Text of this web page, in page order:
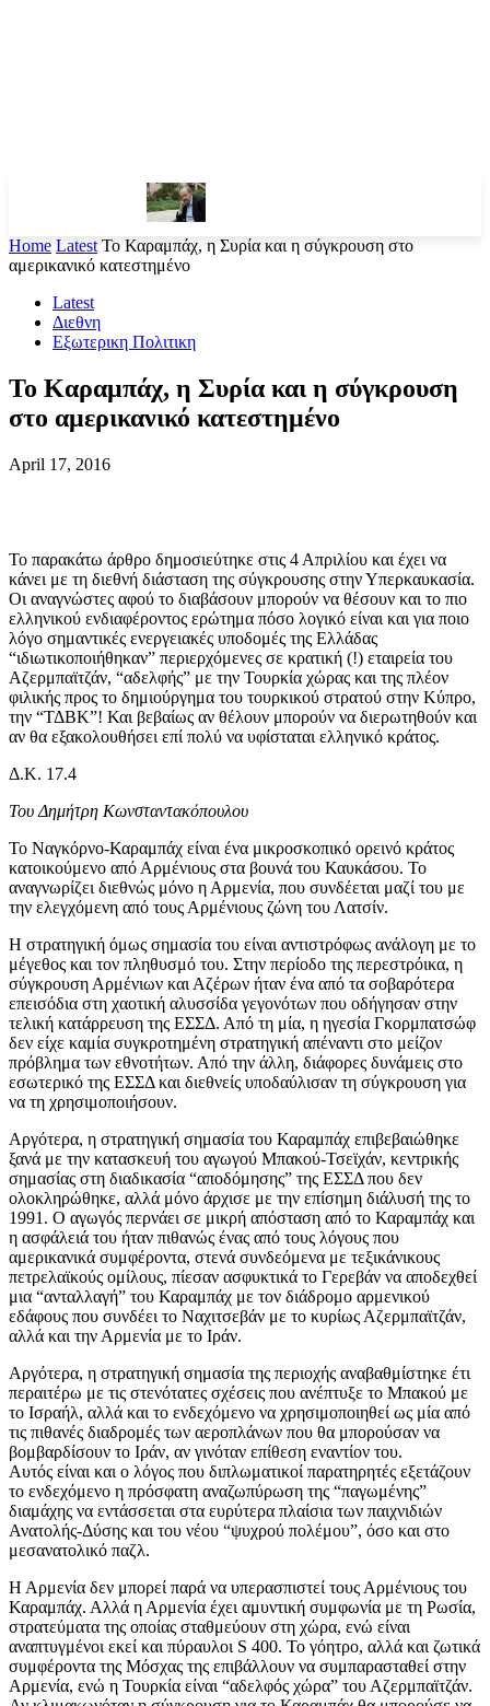
Home Latest Το Καραμπάχ, η Συρία και η σύγκρουση στο
αμερικανικό κατεστημένο
Latest
Διεθνη
Εξωτερικη Πολιτικη
Το Καραμπάχ, η Συρία και η σύγκρουση
στο αμερικανικό κατεστημένο
April 17, 2016
Το παρακάτω άρθρο δημοσιεύτηκε στις 4 Απριλίου και έχει να
κάνει με τη διεθνή διάσταση της σύγκρουσης στην Υπερκαυκασία.
Οι αναγνώστες αφού το διαβάσουν μπορούν να θέσουν και το πιο
ελληνικού ενδιαφέροντος ερώτημα πόσο λογικό είναι και για ποιο
λόγο σημαντικές ενεργειακές υποδομές της Ελλάδας
“ιδιωτικοποιήθηκαν” περιερχόμενες σε κρατική (!) εταιρεία του
Αζερμπαϊτζάν, “αδελφής” με την Τουρκία χώρας και της πλέον
φιλικής προς το δημιούργημα του τουρκικού στρατού στην Κύπρο,
την “ΤΔΒΚ”! Και βεβαίως αν θέλουν μπορούν να διερωτηθούν και
αν θα εξακολουθήσει επί πολύ να υφίσταται ελληνικό κράτος.
Δ.Κ. 17.4
Του Δημήτρη Κωνσταντακόπουλου
Το Ναγκόρνο-Καραμπάχ είναι ένα μικροσκοπικό ορεινό κράτος
κατοικούμενο από Αρμένιους στα βουνά του Καυκάσου. Το
αναγνωρίζει διεθνώς μόνο η Αρμενία, που συνδέεται μαζί του με
την ελεγχόμενη από τους Αρμένιους ζώνη του Λατσίν.
Η στρατηγική όμως σημασία του είναι αντιστρόφως ανάλογη με το
μέγεθος και τον πληθυσμό του. Στην περίοδο της περεστρόικα, η
σύγκρουση Αρμένιων και Αζέρων ήταν ένα από τα σοβαρότερα
επεισόδια στη χαοτική αλυσσίδα γεγονότων που οδήγησαν στην
τελική κατάρρευση της ΕΣΣΔ. Από τη μία, η ηγεσία Γκορμπατσώφ
δεν είχε καμία συγκροτημένη στρατηγική απέναντι στο μείζον
πρόβλημα των εθνοτήτων. Από την άλλη, διάφορες δυνάμεις στο
εσωτερικό της ΕΣΣΔ και διεθνείς υποδαύλισαν τη σύγκρουση για
να τη χρησιμοποιήσουν.
Αργότερα, η στρατηγική σημασία του Καραμπάχ επιβεβαιώθηκε
ξανά με την κατασκευή του αγωγού Μπακού-Τσεϊχάν, κεντρικής
σημασίας στη διαδικασία “αποδόμησης” της ΕΣΣΔ που δεν
ολοκληρώθηκε, αλλά μόνο άρχισε με την επίσημη διάλυσή της το
1991. Ο αγωγός περνάει σε μικρή απόσταση από το Καραμπάχ και
η ασφάλειά του ήταν πιθανώς ένας από τους λόγους που
αμερικανικά συμφέροντα, στενά συνδεόμενα με τεξικάνικους
πετρελαϊκούς ομίλους, πίεσαν ασφυκτικά το Γερεβάν να αποδεχθεί
μια “ανταλλαγή” του Καραμπάχ με τον διάδρομο αρμενικού
εδάφους που συνδέει το Ναχιτσεβάν με το κυρίως Αζερμπαϊτζάν,
αλλά και την Αρμενία με το Ιράν.
Αργότερα, η στρατηγική σημασία της περιοχής αναβαθμίστηκε έτι
περαιτέρω με τις στενότατες σχέσεις που ανέπτυξε το Μπακού με
το Ισραήλ, αλλά και το ενδεχόμενο να χρησιμοποιηθεί ως μία από
τις πιθανές διαδρομές των αεροπλάνων που θα μπορούσαν να
βομβαρδίσουν το Ιράν, αν γινόταν επίθεση εναντίον του.
Αυτός είναι και ο λόγος που διπλωματικοί παρατηρητές εξετάζουν
το ενδεχόμενο η πρόσφατη αναζωπύρωση της “παγωμένης”
διαμάχης να εντάσσεται στα ευρύτερα πλαίσια των παιχνιδιών
Ανατολής-Δύσης και του νέου “ψυχρού πολέμου”, όσο και στο
μεσανατολικό παζλ.
Η Αρμενία δεν μπορεί παρά να υπερασπιστεί τους Αρμένιους του
Καραμπάχ. Αλλά η Αρμενία έχει αμυντική συμφωνία με τη Ρωσία,
στρατεύματα της οποίας σταθμεύουν στη χώρα, ενώ είναι
αναπτυγμένοι εκεί και πύραυλοι S 400. Το γόητρο, αλλά και ζωτικά
συμφέροντα της Μόσχας της επιβάλλουν να συμπαρασταθεί στην
Αρμενία, ενώ η Τουρκία είναι “αδελφός χώρα” του Αζερμπαϊτζάν.